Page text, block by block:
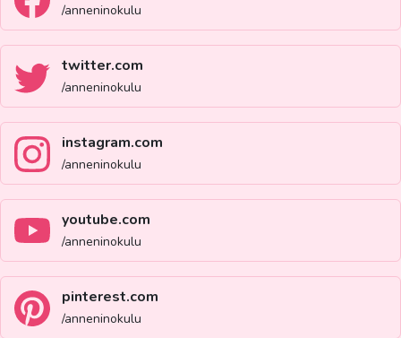
/anneninokulu
twitter.com
/anneninokulu
instagram.com
/anneninokulu
youtube.com
/anneninokulu
pinterest.com
/anneninokulu